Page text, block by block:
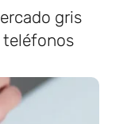
gris
teléfonos